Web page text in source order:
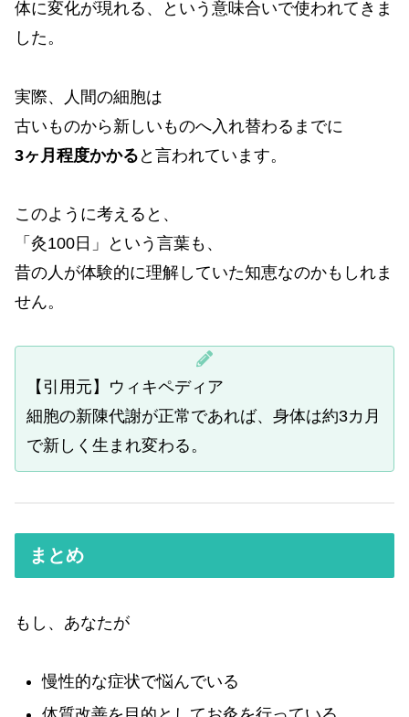
体に変化が現れる、という意味合いで使われてきま
した。
実際、人間の細胞は
古いものから新しいものへ入れ替わるまでに
3ヶ月程度かかる と言われています。
このように考えると、
「灸100日」という言葉も、
昔の人が体験的に理解していた知恵なのかもしれま
せん。
【引用元】ウィキペディア
細胞の新陳代謝が正常であれば、身体は約3カ月
で新しく生まれ変わる。
まとめ
もし、あなたが
慢性的な症状で悩んでいる